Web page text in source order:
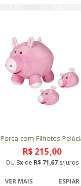
Porca com Filhotes
R$ 215,00
OU 3x de R$ 71,67 s/juros
VER MAIS ESPIAR